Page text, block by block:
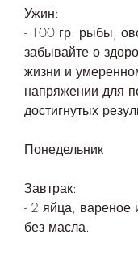
Ужин:
- 100 гр. рыбы,
забывайте о
жизни и
напряжении для
достигнутых
Понедельник
Завтрак:
- 2 яйца, вареное
без масла.